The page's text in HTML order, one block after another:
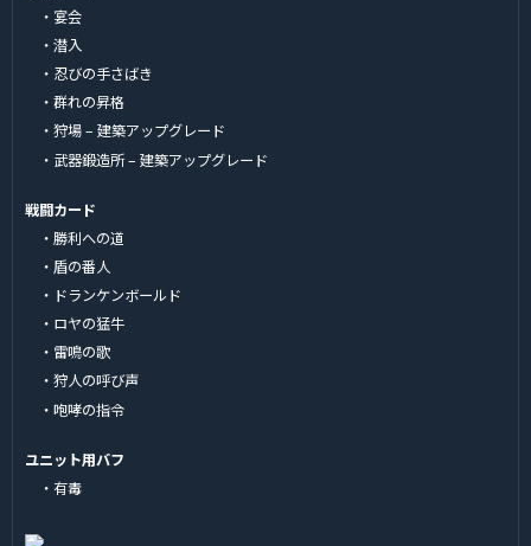
・宴会
・潜入
・忍びの手さばき
・群れの昇格
・狩場 – 建築アップグレード
・武器鍛造所 – 建築アップグレード
戦闘カード
・勝利への道
・盾の番人
・ドランケンボールド
・ロヤの猛牛
・雷鳴の歌
・狩人の呼び声
・咆哮の指令
ユニット用バフ
・有毒